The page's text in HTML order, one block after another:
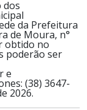
dos
da Prefeitura
de Moura, n°
obtido no
poderão ser
e
(38) 3647-
2026.